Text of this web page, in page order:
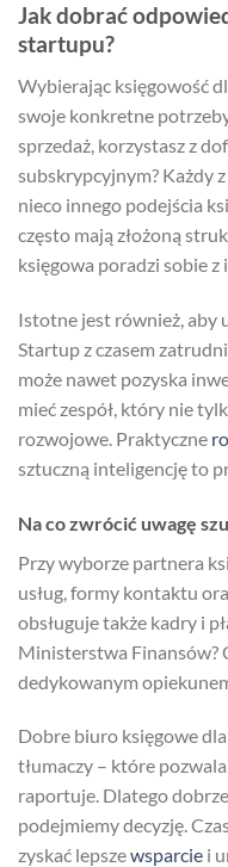
Jak dobrać
startupu?
Wybierając księgowość
swoje konkretne
sprzedaż, korzystasz z
subskrypcyjnym? Każdy
nieco innego podejścia
często mają złożoną
księgowa poradzi sobie z
Istotne jest również, aby
Startup z czasem
może nawet pozyska
mieć zespół, który nie
rozwojowe. Praktyczne
sztuczną inteligencję to
Na co zwrócić uwagę
Przy wyborze partnera
usług, formy kontaktu
obsługuje także kadry i
Ministerstwa Finansów?
dedykowanym
Dobre biuro księgowe
tłumaczy – które
raportuje. Dlatego
podejmiemy decyzję.
zyskać lepszewsparcie i